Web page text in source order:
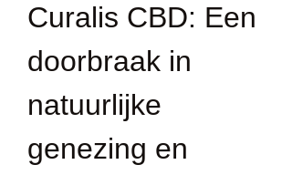
Curalis CBD: Een
doorbraak in
natuurlijke
genezing en